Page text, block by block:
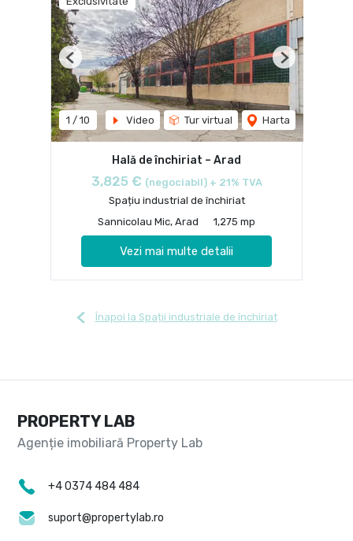
1 / 10 Video Tur virtual Harta
Previous Next
Hală de închiriat – Arad
3,825 € (negociabil) + 21% TVA
Spațiu industrial de închiriat
Sannicolau Mic, Arad
1,275 mp
Vezi mai multe detalii
Înapoi la Spații industriale de închiriat
PROPERTY LAB
+4 0374 484 484
suport@propertylab.ro